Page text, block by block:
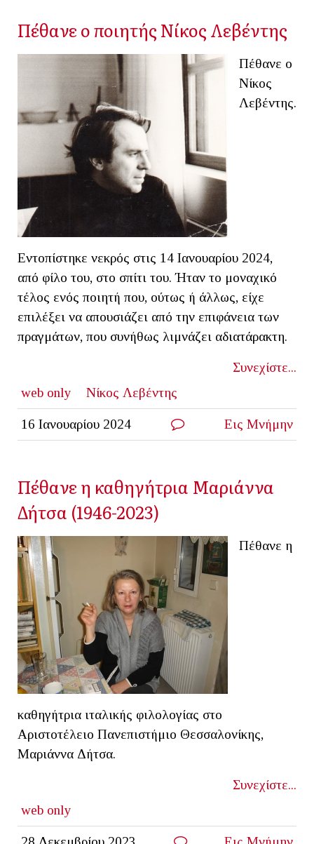
Πέθανε ο ποιητής Νίκος Λεβέντης
Πέθανε ο
Νίκος
Λεβέντης.
Εντοπίστηκε νεκρός στις 14 Ιανουαρίου 2024,
από φίλο του, στο σπίτι του. Ήταν το μοναχικό
τέλος ενός ποιητή που, ούτως ή άλλως, είχε
επιλέξει να απουσιάζει από την επιφάνεια των
πραγμάτων, που συνήθως λιμνάζει αδιατάρακτη.
Συνεχίστε...
web only
Νίκος Λεβέντης
16 Ιανουαρίου 2024 Εις Μνήμην
Πέθανε η καθηγήτρια Μαριάννα
Δήτσα (1946-2023)
Πέθανε η
καθηγήτρια ιταλικής φιλολογίας στο
Αριστοτέλειο Πανεπιστήμιο Θεσσαλονίκης,
Μαριάννα Δήτσα.
Συνεχίστε...
web only